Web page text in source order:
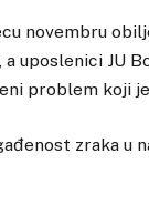
novembru
uposlenici JU
problem koji
zraka u